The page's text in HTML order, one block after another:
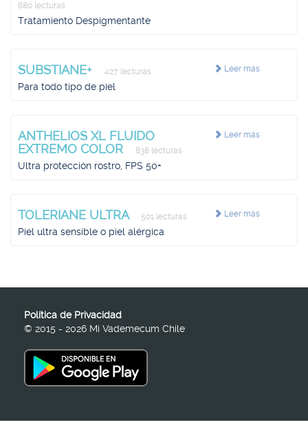
680 lecturas
Tratamiento Despigmentante
Leer más
SUBSTIANE+ 427 lecturas
Para todo tipo de piel
Leer más
ANTHELIOS XL FLUIDO
EXTREMO COLOR
838 lecturas
Ultra protección rostro, FPS 50+
Leer más
TOLERIANE ULTRA 501 lecturas
Piel ultra sensible o piel alérgica
Política de Privacidad
© 2015 - 2026 Mi Vademecum Chile